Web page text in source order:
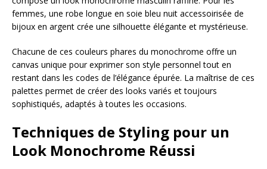
femmes, une robe longue en soie bleu nuit accessoirisée de
bijoux en argent crée une silhouette élégante et mystérieuse.
Chacune de ces couleurs phares du monochrome offre un
canvas unique pour exprimer son style personnel tout en
restant dans les codes de l’élégance épurée. La maîtrise de ces
palettes permet de créer des looks variés et toujours
sophistiqués, adaptés à toutes les occasions.
Techniques de Styling pour un
Look Monochrome Réussi